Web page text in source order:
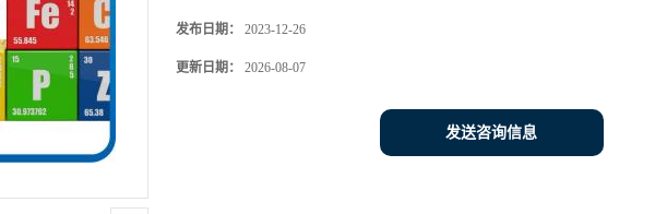
发布日期： 2023-12-26
更新日期： 2026-08-07
发送咨询信息